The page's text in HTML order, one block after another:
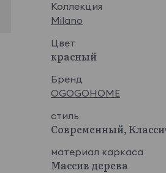
Коллекция
Milano
Цвет
красный
Бренд
OGOGOHOME
стиль
Современный,
материал каркаса
Массив дерева